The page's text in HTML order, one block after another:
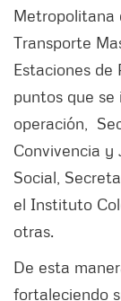
Metropolitana
Transporte
Estaciones de
puntos que se
operación,
Convivencia y
Social,
el Instituto
otras.
De esta
fortaleciendo